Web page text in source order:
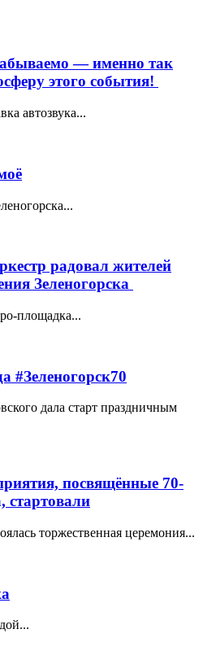
— именно так
этого события!
автозвука...
радовал жителей
Зеленогорска
площадка...
#Зеленогорск70
дала старт праздничным
посвящённые 70-
стартовали
торжественная церемония...